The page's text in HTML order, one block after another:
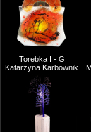
Torebka I - G
Katarzyna Karbownik